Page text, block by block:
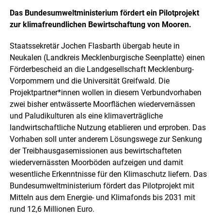
e
t
i
l
d
i
n
e
i
n
e
r
v
e
r
g
ö
ß
e
r
n
f
n
Das Bundesumweltministerium fördert ein Pilotprojekt
zur klimafreundlichen Bewirtschaftung von Mooren.
Staatssekretär Jochen Flasbarth übergab heute in
Neukalen (Landkreis Mecklenburgische Seenplatte) einen
Förderbescheid an die Landgesellschaft Mecklenburg-
Vorpommern und die Universität Greifwald. Die
Projektpartner*innen wollen in diesem Verbundvorhaben
zwei bisher entwässerte Moorflächen wiedervernässen
und Paludikulturen als eine klimaverträgliche
landwirtschaftliche Nutzung etablieren und erproben. Das
Vorhaben soll unter anderem Lösungswege zur Senkung
der Treibhausgasemissionen aus bewirtschafteten
wiedervernässten Moorböden aufzeigen und damit
wesentliche Erkenntnisse für den Klimaschutz liefern. Das
Bundesumweltministerium fördert das Pilotprojekt mit
Mitteln aus dem Energie- und Klimafonds bis 2031 mit
rund 12,6 Millionen Euro.